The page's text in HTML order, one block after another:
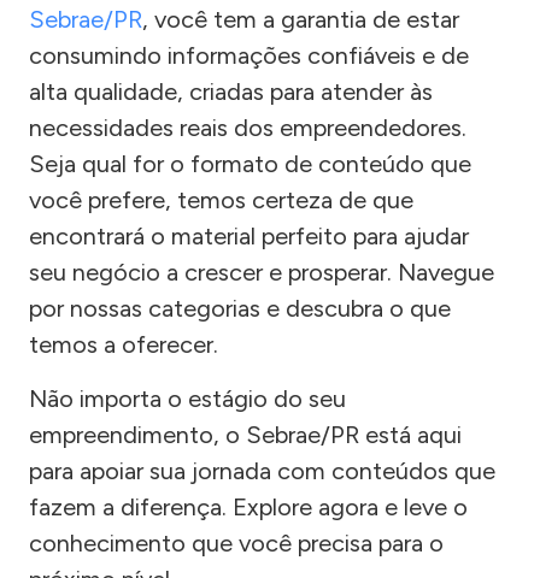
Sebrae/PR, você tem a garantia de estar
consumindo informações confiáveis e de
alta qualidade, criadas para atender às
necessidades reais dos empreendedores.
Seja qual for o formato de conteúdo que
você prefere, temos certeza de que
encontrará o material perfeito para ajudar
seu negócio a crescer e prosperar. Navegue
por nossas categorias e descubra o que
temos a oferecer.
Não importa o estágio do seu
empreendimento, o Sebrae/PR está aqui
para apoiar sua jornada com conteúdos que
fazem a diferença. Explore agora e leve o
conhecimento que você precisa para o